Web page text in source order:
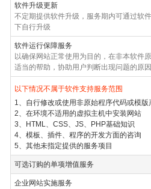
软件升级更新
不定期提供软件升级，服务期内可通过软
下自行升级
软件运行保障服务
以确保网站正常使用为目的，在非本软件
适当的帮助，协助用户判断出现问题的原
以下情况不属于软件支持服务范围
1、自行修改或使用非原始程序代码或模版
2、在环境不适用的虚拟主机中安装网站
3、HTML、CSS、JS、PHP基础知识
4、模板、插件、程序的开发方面的咨询
5、其他未指定提供的服务项目
可选订购的单项增值服务
企业网站实施服务